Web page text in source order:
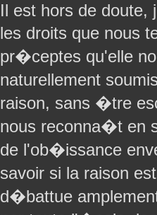
Il est hors de doute,
les droits que nous
pr�ceptes qu'elle
naturellement
raison, sans �tre
nous reconna�t en
de l'ob�issance
savoir si la raison
d�battue